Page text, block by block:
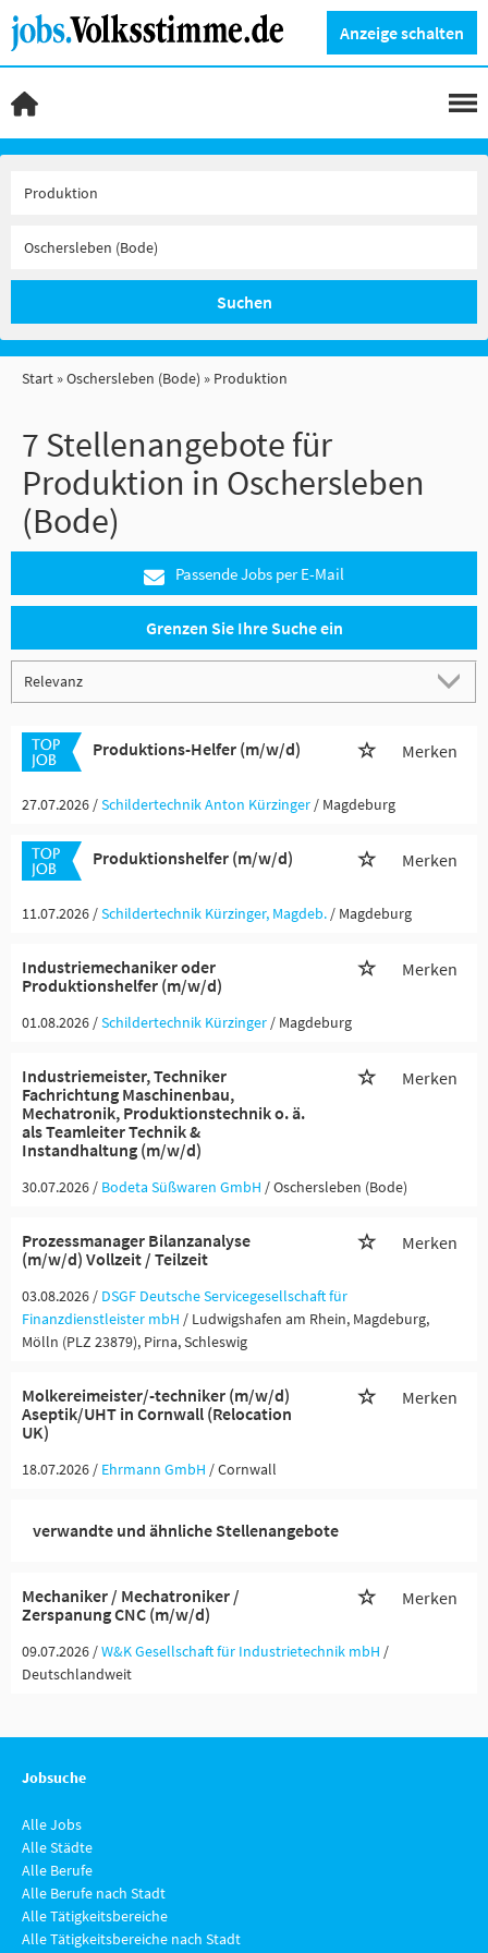
Anzeige schalten
Suchen
Start Oschersleben (Bode) Produktion
7 Stellenangebote für
Produktion in Oschersleben
(Bode)
Passende Jobs per E-Mail
Grenzen Sie Ihre Suche ein
Produktions-Helfer (m/w/d) Merken
27.07.2026 /Schildertechnik Anton Kürzinger / Magdeburg
Produktionshelfer (m/w/d) Merken
11.07.2026 /Schildertechnik Kürzinger, Magdeb. / Magdeburg
Industriemechaniker oder
Produktionshelfer (m/w/d)
Merken
01.08.2026 /Schildertechnik Kürzinger / Magdeburg
Industriemeister, Techniker
Fachrichtung Maschinenbau,
Mechatronik, Produktionstechnik o. ä.
als Teamleiter Technik &
Instandhaltung (m/w/d)
Merken
30.07.2026 / Bodeta Süßwaren GmbH / Oschersleben (Bode)
Prozessmanager Bilanzanalyse
(m/w/d) Vollzeit / Teilzeit
Merken
03.08.2026 / DSGF Deutsche Servicegesellschaft für
Finanzdienstleister mbH / Ludwigshafen am Rhein, Magdeburg,
Mölln (PLZ 23879), Pirna, Schleswig
Molkereimeister/-techniker (m/w/d)
Aseptik/UHT in Cornwall (Relocation
UK)
Merken
18.07.2026 / Ehrmann GmbH / Cornwall
verwandte und ähnliche Stellenangebote
Mechaniker / Mechatroniker /
Zerspanung CNC (m/w/d)
Merken
09.07.2026 /W&K Gesellschaft für Industrietechnik mbH /
Deutschlandweit
Jobsuche
Alle Jobs
Alle Städte
Alle Berufe
Alle Berufe nach Stadt
Alle Tätigkeitsbereiche
Alle Tätigkeitsbereiche nach Stadt